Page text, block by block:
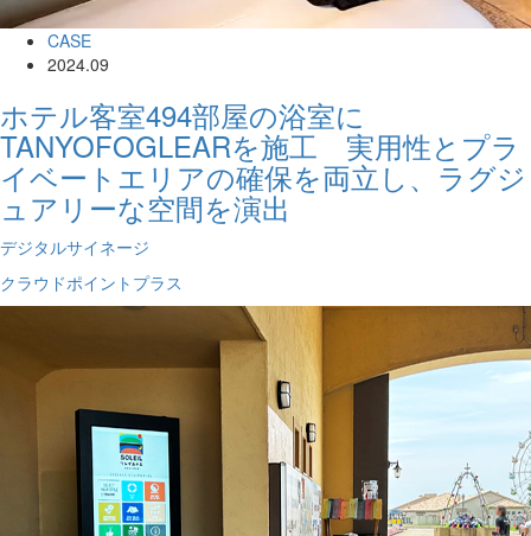
CASE
2024.09
ホテル客室494部屋の浴室に
TANYOFOGLEARを施工 実用性とプラ
イベートエリアの確保を両立し、ラグジ
ュアリーな空間を演出
デジタルサイネージ
クラウドポイントプラス